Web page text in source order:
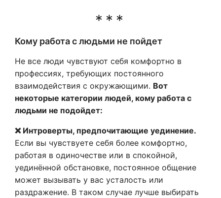
Кому работа с людьми не пойдет
Не все люди чувствуют себя комфортно в
профессиях, требующих постоянного
взаимодействия с окружающими. Вот
некоторые категории людей, кому работа с
людьми не подойдет:
❌ Интроверты, предпочитающие уединение.
Если вы чувствуете себя более комфортно,
работая в одиночестве или в спокойной,
уединённой обстановке, постоянное общение
может вызывать у вас усталость или
раздражение. В таком случае лучше выбирать